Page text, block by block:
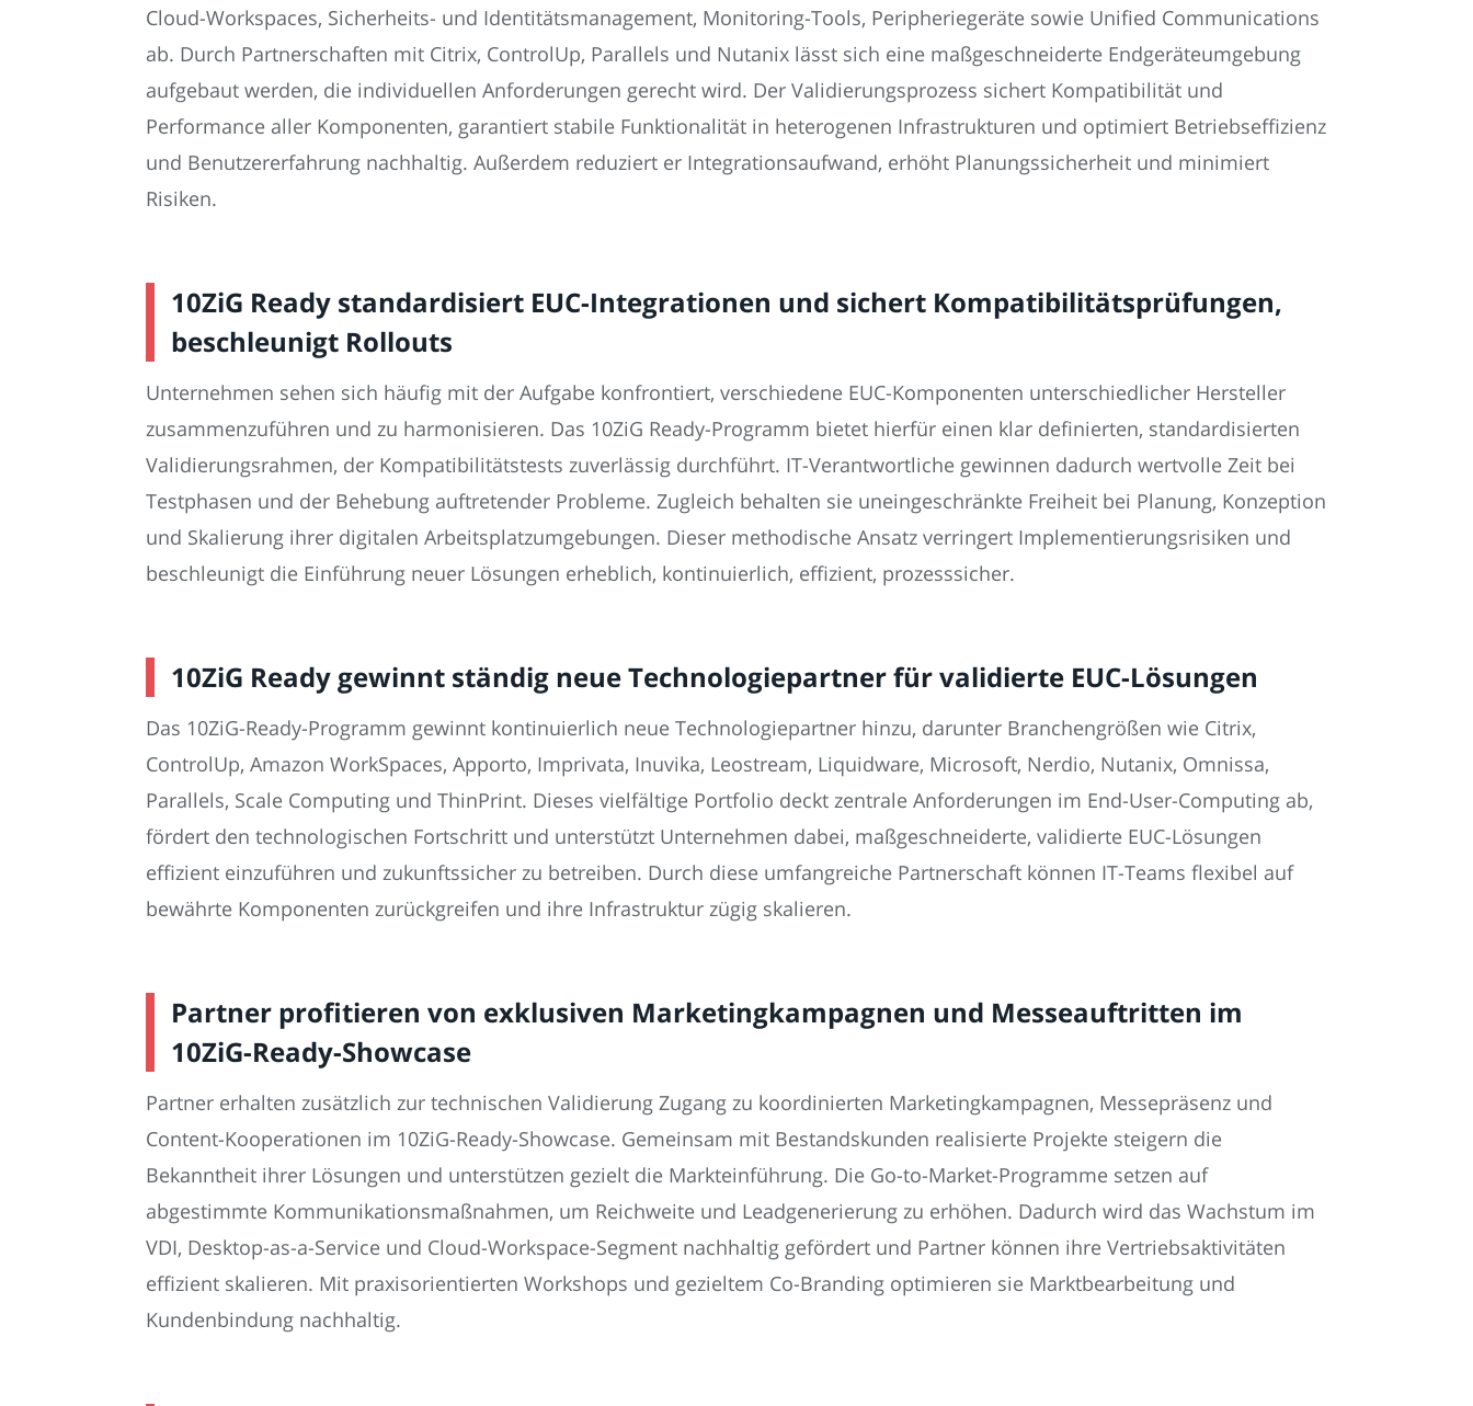
Cloud-Workspaces, Sicherheits- und Identitätsmanagement, Monitoring-Tools, Peripheriegeräte sowie Unified Communications
ab. Durch Partnerschaften mit Citrix, ControlUp, Parallels und Nutanix lässt sich eine maßgeschneiderte Endgeräteumgebung
aufgebaut werden, die individuellen Anforderungen gerecht wird. Der Validierungsprozess sichert Kompatibilität und
Performance aller Komponenten, garantiert stabile Funktionalität in heterogenen Infrastrukturen und optimiert Betriebseffizienz
und Benutzererfahrung nachhaltig. Außerdem reduziert er Integrationsaufwand, erhöht Planungssicherheit und minimiert
Risiken.
10ZiG Ready standardisiert EUC-Integrationen und sichert Kompatibilitätsprüfungen,
beschleunigt Rollouts
Unternehmen sehen sich häufig mit der Aufgabe konfrontiert, verschiedene EUC-Komponenten unterschiedlicher Hersteller
zusammenzuführen und zu harmonisieren. Das 10ZiG Ready-Programm bietet hierfür einen klar definierten, standardisierten
Validierungsrahmen, der Kompatibilitätstests zuverlässig durchführt. IT-Verantwortliche gewinnen dadurch wertvolle Zeit bei
Testphasen und der Behebung auftretender Probleme. Zugleich behalten sie uneingeschränkte Freiheit bei Planung, Konzeption
und Skalierung ihrer digitalen Arbeitsplatzumgebungen. Dieser methodische Ansatz verringert Implementierungsrisiken und
beschleunigt die Einführung neuer Lösungen erheblich, kontinuierlich, effizient, prozesssicher.
10ZiG Ready gewinnt ständig neue Technologiepartner für validierte EUC-Lösungen
Das 10ZiG-Ready-Programm gewinnt kontinuierlich neue Technologiepartner hinzu, darunter Branchengrößen wie Citrix,
ControlUp, Amazon WorkSpaces, Apporto, Imprivata, Inuvika, Leostream, Liquidware, Microsoft, Nerdio, Nutanix, Omnissa,
Parallels, Scale Computing und ThinPrint. Dieses vielfältige Portfolio deckt zentrale Anforderungen im End-User-Computing ab,
fördert den technologischen Fortschritt und unterstützt Unternehmen dabei, maßgeschneiderte, validierte EUC-Lösungen
effizient einzuführen und zukunftssicher zu betreiben. Durch diese umfangreiche Partnerschaft können IT-Teams flexibel auf
bewährte Komponenten zurückgreifen und ihre Infrastruktur zügig skalieren.
Partner profitieren von exklusiven Marketingkampagnen und Messeauftritten im
10ZiG-Ready-Showcase
Partner erhalten zusätzlich zur technischen Validierung Zugang zu koordinierten Marketingkampagnen, Messepräsenz und
Content-Kooperationen im 10ZiG-Ready-Showcase. Gemeinsam mit Bestandskunden realisierte Projekte steigern die
Bekanntheit ihrer Lösungen und unterstützen gezielt die Markteinführung. Die Go-to-Market-Programme setzen auf
abgestimmte Kommunikationsmaßnahmen, um Reichweite und Leadgenerierung zu erhöhen. Dadurch wird das Wachstum im
VDI, Desktop-as-a-Service und Cloud-Workspace-Segment nachhaltig gefördert und Partner können ihre Vertriebsaktivitäten
effizient skalieren. Mit praxisorientierten Workshops und gezieltem Co-Branding optimieren sie Marktbearbeitung und
Kundenbindung nachhaltig.